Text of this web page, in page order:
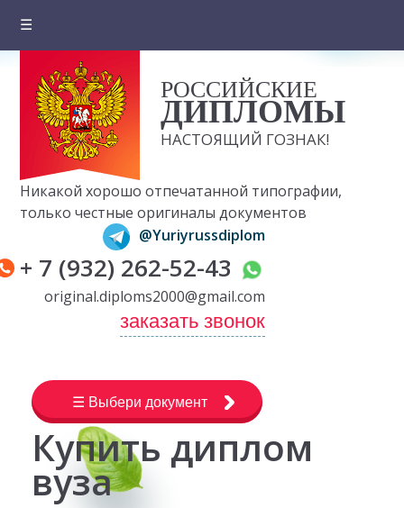
☰
О компании
Цены на документы
Вопросы и ответы
Отзывы клиентов
Оплата и доставка
Контакты
РОССИЙСКИЕ
ДИПЛОМЫ
НАСТОЯЩИЙ ГОЗНАК!
Никакой хорошо отпечатанной типографии,
только честные оригиналы документов
@Yuriyrussdiplom
+ 7 (932) 262-52-43
original.diploms2000@gmail.com
заказать звонок
☰ Выбери документ
Купить диплом
вуза